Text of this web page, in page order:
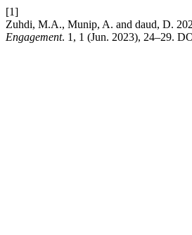
[1]
Zuhdi, M.A., Munip, A. and daud, D.
Engagement. 1, 1 (Jun. 2023), 24–29.